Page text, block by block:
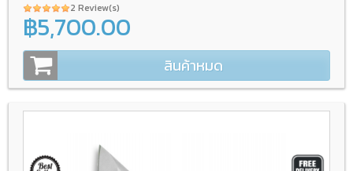
2 Review(s)
฿5,700.00
สินค้าหมด